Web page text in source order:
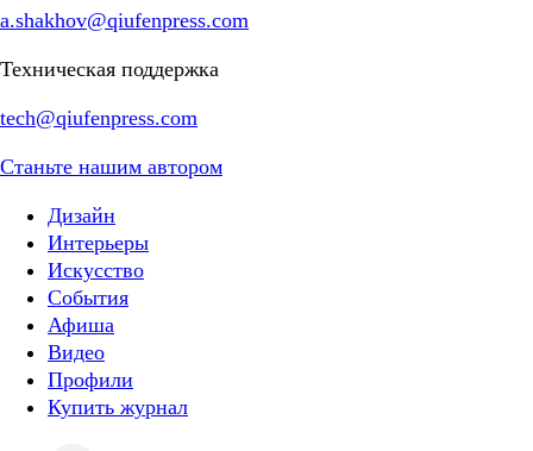
a.shakhov@qiufenpress.com
Техническая поддержка
tech@qiufenpress.com
Станьте нашим автором
Дизайн
Интерьеры
Искусство
События
Афиша
Видео
Профили
Купить журнал